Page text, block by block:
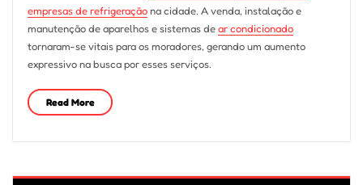
empresas de refrigeraçãona cidade. A venda, instalação e
manutenção de aparelhos e sistemas dear condicionado
tornaram-se vitais para os moradores, gerando um aumento
expressivo na busca por esses serviços.
Read More